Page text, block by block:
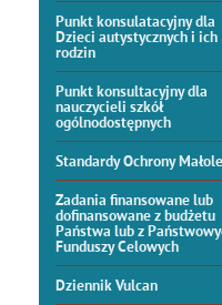
Punkt konsulatacyjny dla
Dzieci autystycznych i ich
rodzin
Punkt konsultacyjny dla
nauczycieli szkół
ogólnodostępnych
Standardy Ochrony
Zadania finansowane lub
dofinansowane z budżetu
Państwa lub z
Funduszy Celowych
Dziennik Vulcan